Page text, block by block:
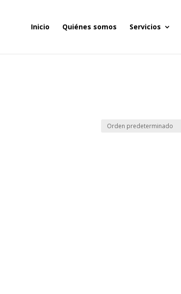
Inicio Quiénes somos Servicios